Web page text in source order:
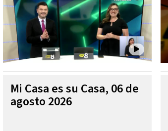
Mi Casa es su Casa, 06 de
agosto 2026